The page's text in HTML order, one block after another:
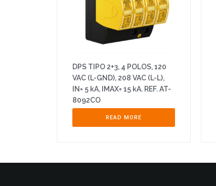
DPS TIPO 2+3, 4 POLOS, 120
VAC (L-GND), 208 VAC (L-L),
IN= 5 kA, IMAX= 15 kA. REF. AT-
8092CO
READ MORE